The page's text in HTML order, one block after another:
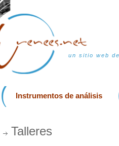
un sitio web
Instrumentos de análisis
Talleres